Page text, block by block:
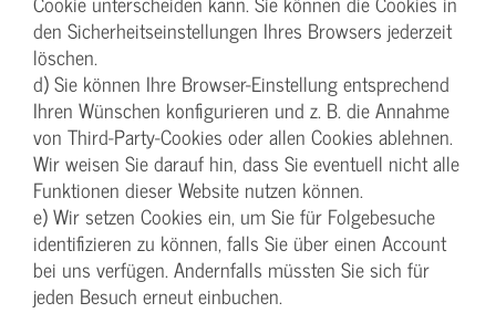
den Sicherheitseinstellungen Ihres Browsers jederzeit
löschen.
d) Sie können Ihre Browser-Einstellung entsprechend
Ihren Wünschen konfigurieren und z. B. die Annahme
von Third-Party-Cookies oder allen Cookies ablehnen.
Wir weisen Sie darauf hin, dass Sie eventuell nicht alle
Funktionen dieser Website nutzen können.
e) Wir setzen Cookies ein, um Sie für Folgebesuche
identifizieren zu können, falls Sie über einen Account
bei uns verfügen. Andernfalls müssten Sie sich für
jeden Besuch erneut einbuchen.